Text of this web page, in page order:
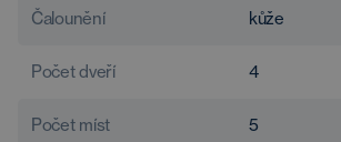
Čalounění kůže
Počet dveří 4
Počet míst 5